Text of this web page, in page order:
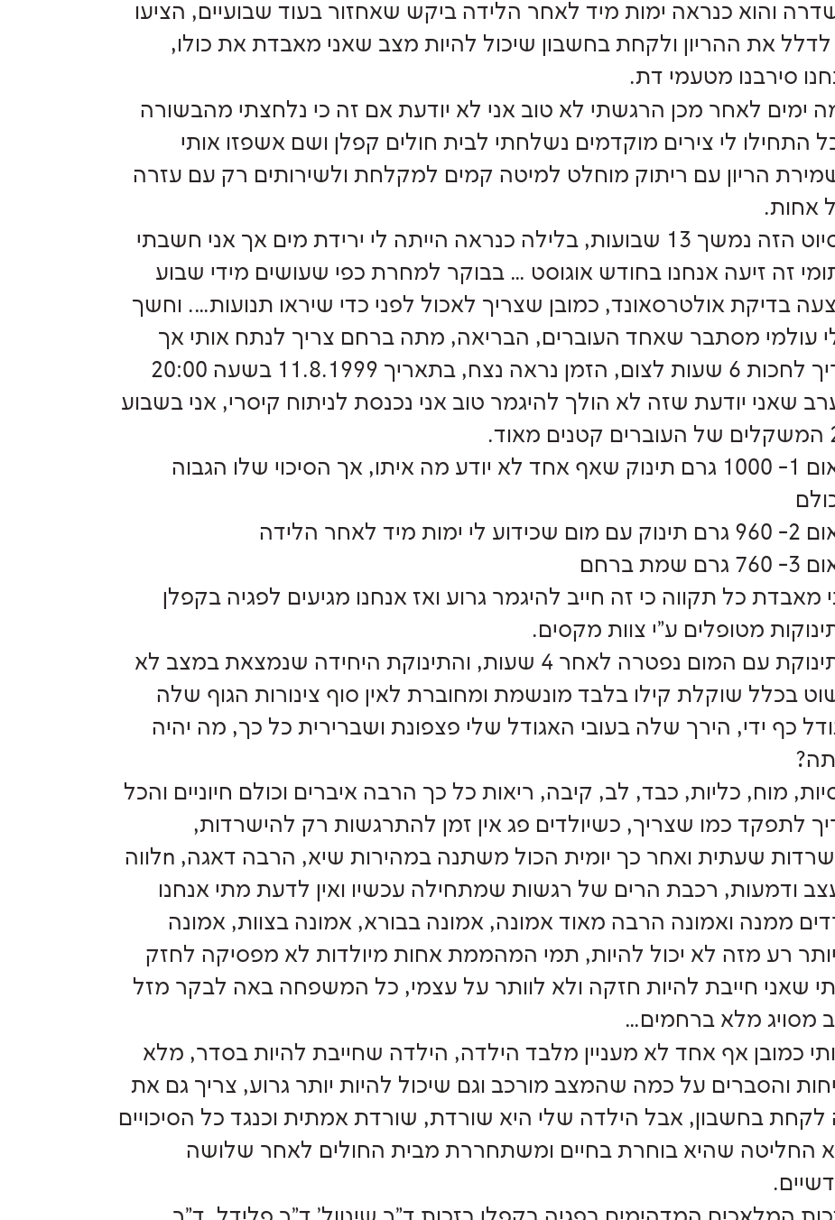
והוא כנראה ימות מיד לאחר הלידה ביקש שאחזור בעוד שבועיים, הציעו
לדלל את ההריון ולקחת בחשבון שיכול להיות מצב שאני מאבדת את כולו,
סירבנו מטעמי דת.
ימים לאחר מכן הרגשתי לא טוב אני לא יודעת אם זה כי נלחצתי מהבשורה
התחילו לי צירים מוקדמים נשלחתי לבית חולים קפלן ושם אשפזו אותי
הריון עם ריתוק מוחלט למיטה קמים למקלחת ולשירותים רק עם עזרה
אחות.
הסיוט הזה נמשך 13 שבועות, בלילה כנראה הייתה לי ירידת מים אך אני חשבתי
זה זיעה אנחנו בחודש אוגוסט … בבוקר למחרת כפי שעושים מידי שבוע
בדיקת אולטרסאונד, כמובן שצריך לאכול לפני כדי שיראו תנועות…. וחשך
עולמי מסתבר שאחד העוברים, הבריאה, מתה ברחם צריך לנתח אותי אך
צריך לחכות 6 שעות לצום, הזמן נראה נצח, בתאריך 11.8.1999 בשעה 20:00
שאני יודעת שזה לא הולך להיגמר טוב אני נכנסת לניתוח קיסרי, אני בשבוע
תאום 1- 1000 גרם תינוק שאף אחד לא יודע מה איתו, אך הסיכוי שלו הגבוה
לי ימות מיד לאחר הלידה
שמת ברחם
מאבדת כל תקווה כי זה חייב להיגמר גרוע ואז אנחנו מגיעים לפגיה בקפלן
מטופלים ע"י צוות מקסים.
התינוקת עם המום נפטרה לאחר 4 שעות, והתינוקת היחידה שנמצאת במצב לא
בכלל שוקלת קילו בלבד מונשמת ומחוברת לאין סוף צינורות הגוף שלה
כף ידי, הירך שלה בעובי האגודל שלי פצפונת ושברירית כל כך, מה יהיה
מוח, כליות, כבד, לב, קיבה, ריאות כל כך הרבה איברים וכולם חיוניים והכל
לתפקד כמו שצריך, כשיולדים פג אין זמן להתרגשות רק להישרדות,
הישרדות שעתית ואחר כך יומית הכול משתנה במהירות שיא, הרבה דאגה, nלווה
ודמעות, רכבת הרים של רגשות שמתחילה עכשיו ואין לדעת מתי אנחנו
ממנה ואמונה הרבה מאוד אמונה, אמונה בבורא, אמונה בצוות, אמונה
רע מזה לא יכול להיות, תמי המהממת אחות מיולדות לא מפסיקה לחזק
שאני חייבת להיות חזקה ולא לוותר על עצמי, כל המשפחה באה לבקר מזל
מסויג מלא ברחמים…
כמובן אף אחד לא מעניין מלבד הילדה, הילדה שחייבת להיות בסדר, מלא
והסברים על כמה שהמצב מורכב וגם שיכול להיות יותר גרוע, צריך גם את
לקחת בחשבון, אבל הילדה שלי היא שורדת, שורדת אמתית וכנגד כל הסיכויים
החליטה שהיא בוחרת בחיים ומשתחררת מבית החולים לאחר שלושה